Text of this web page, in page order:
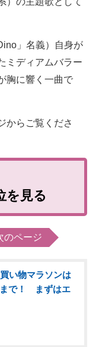
」名義）自身が
ミディアムバラー
胸に響く一曲で
からご覧くださ
を見る
のページ
い物マラソンは
まで！ まずはエ